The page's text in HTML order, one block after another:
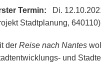
Termin:
Di.
Stadtplanung, 640110)
der Reise nach Nantes
und